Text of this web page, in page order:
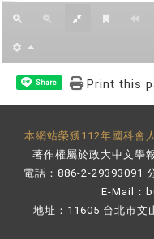
Share Print this
本網站榮獲112年國科會
著作權屬於政大中文學
電話：886-2-29393091
E-Mail：
地址：11605 台北市文